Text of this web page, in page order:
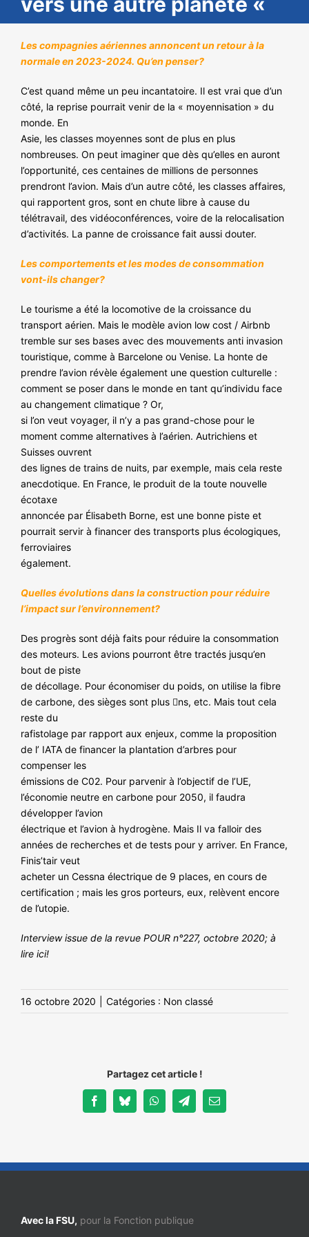
NOS ACTIONS
Les compagnies aériennes annoncent un retour à la
normale en 2023-2024. Qu’en penser?
C’est quand même un peu incantatoire. Il est vrai que d’un
côté, la reprise pourrait venir de la « moyennisation » du
monde. En
Asie, les classes moyennes sont de plus en plus
nombreuses. On peut imaginer que dès qu’elles en auront
l’opportunité, ces centaines de millions de personnes
prendront l’avion. Mais d’un autre côté, les classes affaires,
qui rapportent gros, sont en chute libre à cause du
télétravail, des vidéoconférences, voire de la relocalisation
d’activités. La panne de croissance fait aussi douter.
Les comportements et les modes de consommation
vont-ils changer?
Le tourisme a été la locomotive de la croissance du
transport aérien. Mais le modèle avion low cost / Airbnb
tremble sur ses bases avec des mouvements anti invasion
touristique, comme à Barcelone ou Venise. La honte de
prendre l’avion révèle également une question culturelle :
comment se poser dans le monde en tant qu’individu face
au changement climatique ? Or,
si l’on veut voyager, il n’y a pas grand-chose pour le
moment comme alternatives à l’aérien. Autrichiens et
Suisses ouvrent
des lignes de trains de nuits, par exemple, mais cela reste
anecdotique. En France, le produit de la toute nouvelle
écotaxe
annoncée par Élisabeth Borne, est une bonne piste et
pourrait servir à financer des transports plus écologiques,
ferroviaires
également.
Quelles évolutions dans la construction pour réduire
l’impact sur l’environnement?
Des progrès sont déjà faits pour réduire la consommation
des moteurs. Les avions pourront être tractés jusqu’en
bout de piste
de décollage. Pour économiser du poids, on utilise la fibre
de carbone, des sièges sont plus ns, etc. Mais tout cela
reste du
rafistolage par rapport aux enjeux, comme la proposition
de l’ IATA de financer la plantation d’arbres pour
compenser les
émissions de C02. Pour parvenir à l’objectif de l’UE,
l’économie neutre en carbone pour 2050, il faudra
développer l’avion
électrique et l’avion à hydrogène. Mais Il va falloir des
années de recherches et de tests pour y arriver. En France,
Finis’tair veut
acheter un Cessna électrique de 9 places, en cours de
certification ; mais les gros porteurs, eux, relèvent encore
de l’utopie.
Interview issue de la revue POUR n°227, octobre 2020; à
lire ici!
16 octobre 2020 Catégories : Non classé
Partagez cet article !
FacebookBlueskyWhatsAppTelegramEmail
Avec la FSU, pour la Fonction publique